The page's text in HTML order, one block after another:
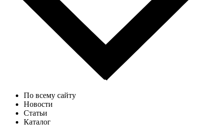
По всему сайту
Новости
Статьи
Каталог